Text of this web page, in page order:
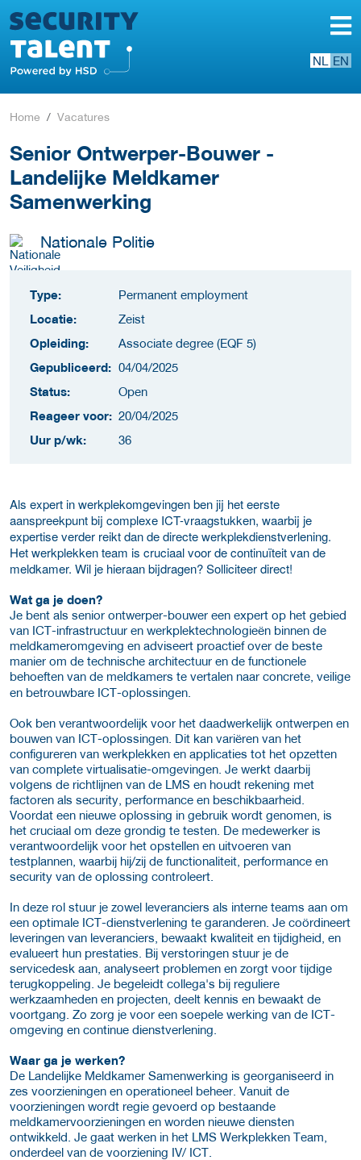
NL EN
Home Vacatures
Senior Ontwerper-Bouwer -
Landelijke Meldkamer
Samenwerking
Nationale Politie
Type:
Permanent employment
Locatie:
Zeist
Opleiding:
Associate degree (EQF 5)
Gepubliceerd: 04/04/2025
Status:
Open
Reageer voor: 20/04/2025
Uur p/wk:
36
Als expert in werkplekomgevingen ben jij het eerste
aanspreekpunt bij complexe ICT-vraagstukken, waarbij je
expertise verder reikt dan de directe werkplekdienstverlening.
Het werkplekken team is cruciaal voor de continuïteit van de
meldkamer. Wil je hieraan bijdragen? Solliciteer direct!
Wat ga je doen?
Je bent als senior ontwerper-bouwer een expert op het gebied
van ICT-infrastructuur en werkplektechnologieën binnen de
meldkameromgeving en adviseert proactief over de beste
manier om de technische architectuur en de functionele
behoeften van de meldkamers te vertalen naar concrete, veilige
en betrouwbare ICT-oplossingen.
Ook ben verantwoordelijk voor het daadwerkelijk ontwerpen en
bouwen van ICT-oplossingen. Dit kan variëren van het
configureren van werkplekken en applicaties tot het opzetten
van complete virtualisatie-omgevingen. Je werkt daarbij
volgens de richtlijnen van de LMS en houdt rekening met
factoren als security, performance en beschikbaarheid.
Voordat een nieuwe oplossing in gebruik wordt genomen, is
het cruciaal om deze grondig te testen. De medewerker is
verantwoordelijk voor het opstellen en uitvoeren van
testplannen, waarbij hij/zij de functionaliteit, performance en
security van de oplossing controleert.
In deze rol stuur je zowel leveranciers als interne teams aan om
een optimale ICT-dienstverlening te garanderen. Je coördineert
leveringen van leveranciers, bewaakt kwaliteit en tijdigheid, en
evalueert hun prestaties. Bij verstoringen stuur je de
servicedesk aan, analyseert problemen en zorgt voor tijdige
terugkoppeling. Je begeleidt collega's bij reguliere
werkzaamheden en projecten, deelt kennis en bewaakt de
voortgang. Zo zorg je voor een soepele werking van de ICT-
omgeving en continue dienstverlening.
Waar ga je werken?
De Landelijke Meldkamer Samenwerking is georganiseerd in
zes voorzieningen en operationeel beheer. Vanuit de
voorzieningen wordt regie gevoerd op bestaande
meldkamervoorzieningen en worden nieuwe diensten
ontwikkeld. Je gaat werken in het LMS Werkplekken Team,
onderdeel van de voorziening IV/ ICT.